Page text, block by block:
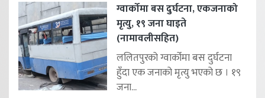
ग्वार्कोमा बस दुर्घटना, एकजनाको
मृत्यु, १९ जना घाइते
(नामावलीसहित)
ललितपुरको ग्वार्कोमा बस दुर्घटना
हुँदा एक जनाको मृत्यु भएको छ । १९
जना...